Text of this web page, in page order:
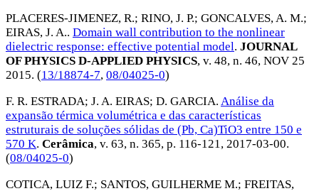
PLACERES-JIMENEZ, R.; RINO, J. P.; GONCALVES, A. M.;
EIRAS, J. A.. Domain wall contribution to the nonlinear
dielectric response: effective potential model. JOURNAL
OF PHYSICS D-APPLIED PHYSICS, v. 48, n. 46, NOV 25
2015. (13/18874-7, 08/04025-0)
F. R. ESTRADA; J. A. EIRAS; D. GARCIA. Análise da
expansão térmica volumétrica e das características
estruturais de soluções sólidas de (Pb, Ca)TiO3 entre 150 e
570 K. Cerâmica, v. 63, n. 365, p. 116-121, 2017-03-00.
(08/04025-0)
COTICA, LUIZ F.; SANTOS, GUILHERME M.; FREITAS,